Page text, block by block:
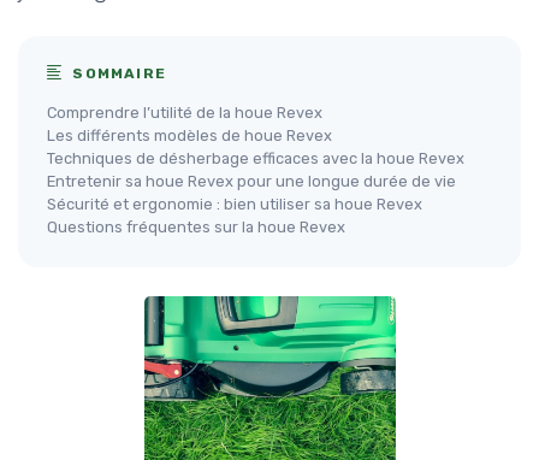
SOMMAIRE
Comprendre l’utilité de la houe Revex
Les différents modèles de houe Revex
Techniques de désherbage efficaces avec la houe Revex
Entretenir sa houe Revex pour une longue durée de vie
Sécurité et ergonomie : bien utiliser sa houe Revex
Questions fréquentes sur la houe Revex